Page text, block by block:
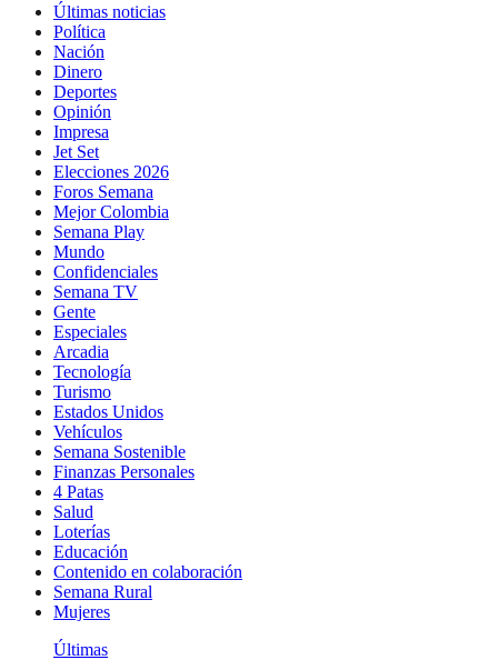
Últimas noticias
Política
Nación
Dinero
Deportes
Opinión
Impresa
Jet Set
Elecciones 2026
Foros Semana
Mejor Colombia
Semana Play
Mundo
Confidenciales
Semana TV
Gente
Especiales
Arcadia
Tecnología
Turismo
Estados Unidos
Vehículos
Semana Sostenible
Finanzas Personales
4 Patas
Salud
Loterías
Educación
Contenido en colaboración
Semana Rural
Mujeres
Últimas